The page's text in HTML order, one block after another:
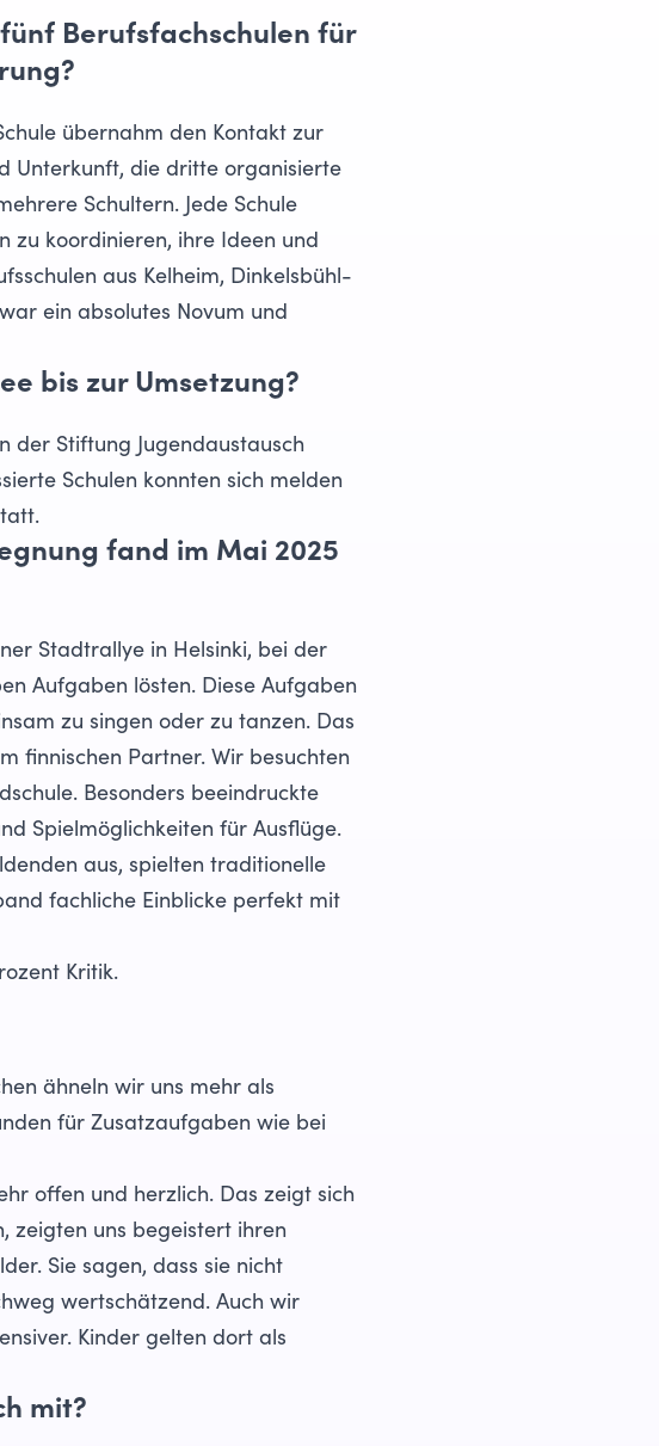
Berufsfachschulen für
übernahm den Kontakt zur
Unterkunft, die dritte organisierte
Schultern. Jede Schule
zu koordinieren, ihre Ideen und
aus Kelheim, Dinkelsbühl-
ein absolutes Novum und
bis zur Umsetzung?
der Stiftung Jugendaustausch
Schulen konnten sich melden
fand im Mai 2025
Stadtrallye in Helsinki, bei der
Aufgaben lösten. Diese Aufgaben
zu singen oder zu tanzen. Das
finnischen Partner. Wir besuchten
Besonders beeindruckte
Spielmöglichkeiten für Ausflüge.
aus, spielten traditionelle
fachliche Einblicke perfekt mit
Kritik.
ähneln wir uns mehr als
für Zusatzaufgaben wie bei
offen und herzlich. Das zeigt sich
zeigten uns begeistert ihren
Sie sagen, dass sie nicht
wertschätzend. Auch wir
Kinder gelten dort als
mit?